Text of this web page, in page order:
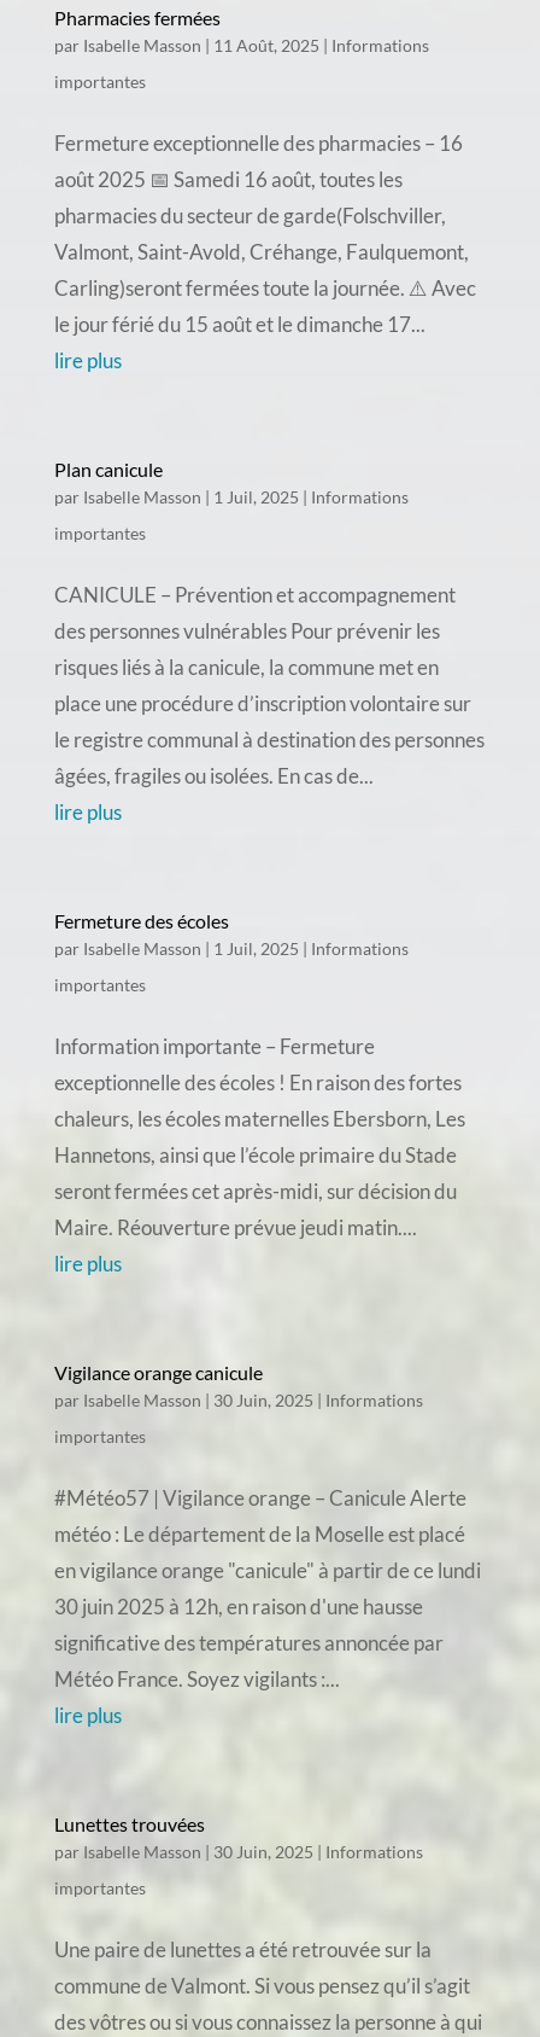
Pharmacies fermées
par Isabelle Masson | 11 Août, 2025 | Informations
importantes
Fermeture exceptionnelle des pharmacies – 16
août 2025 📅 Samedi 16 août, toutes les
pharmacies du secteur de garde(Folschviller,
Valmont, Saint-Avold, Créhange, Faulquemont,
Carling)seront fermées toute la journée. ⚠️ Avec
le jour férié du 15 août et le dimanche 17...
lire plus
Plan canicule
par Isabelle Masson | 1 Juil, 2025 | Informations
importantes
CANICULE – Prévention et accompagnement
des personnes vulnérables Pour prévenir les
risques liés à la canicule, la commune met en
place une procédure d’inscription volontaire sur
le registre communal à destination des personnes
âgées, fragiles ou isolées. En cas de...
lire plus
Fermeture des écoles
par Isabelle Masson | 1 Juil, 2025 | Informations
importantes
Information importante – Fermeture
exceptionnelle des écoles ! En raison des fortes
chaleurs, les écoles maternelles Ebersborn, Les
Hannetons, ainsi que l’école primaire du Stade
seront fermées cet après-midi, sur décision du
Maire. Réouverture prévue jeudi matin....
lire plus
Vigilance orange canicule
par Isabelle Masson | 30 Juin, 2025 | Informations
importantes
#Météo57 | Vigilance orange – Canicule Alerte
météo : Le département de la Moselle est placé
en vigilance orange "canicule" à partir de ce lundi
30 juin 2025 à 12h, en raison d'une hausse
significative des températures annoncée par
Météo France. Soyez vigilants :...
lire plus
Lunettes trouvées
par Isabelle Masson | 30 Juin, 2025 | Informations
importantes
Une paire de lunettes a été retrouvée sur la
commune de Valmont. Si vous pensez qu’il s’agit
des vôtres ou si vous connaissez la personne à qui